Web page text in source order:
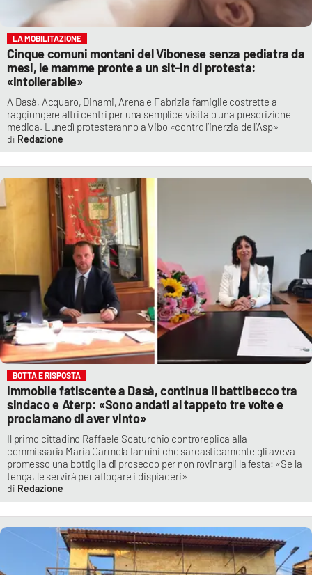
LA MOBILITAZIONE
Cinque comuni montani del Vibonese senza pediatra da
mesi, le mamme pronte a un sit-in di protesta:
«Intollerabile»
A Dasà, Acquaro, Dinami, Arena e Fabrizia famiglie costrette a
raggiungere altri centri per una semplice visita o una prescrizione
medica. Lunedì protesteranno a Vibo «contro l’inerzia dell’Asp»
Redazione
BOTTA E RISPOSTA
Immobile fatiscente a Dasà, continua il battibecco tra
sindaco e Aterp: «Sono andati al tappeto tre volte e
proclamano di aver vinto»
Il primo cittadino Raffaele Scaturchio controreplica alla
commissaria Maria Carmela Iannini che sarcasticamente gli aveva
promesso una bottiglia di prosecco per non rovinargli la festa: «Se la
tenga, le servirà per affogare i dispiaceri»
Redazione